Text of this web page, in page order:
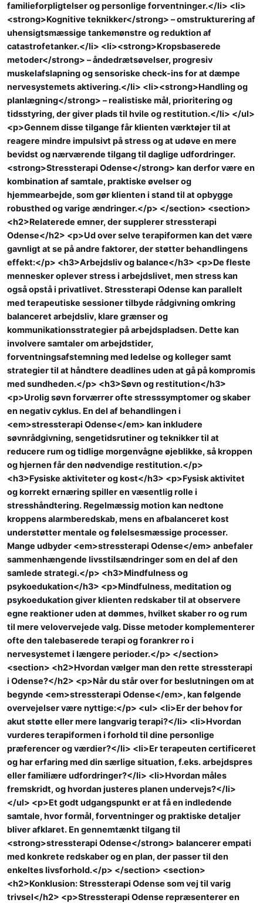
familieforpligtelser og personlige forventninger.</li> <li>
<strong>Kognitive teknikker</strong> – omstrukturering af
uhensigtsmæssige tankemønstre og reduktion af
catastrofetanker.</li> <li><strong>Kropsbaserede
metoder</strong> – åndedrætsøvelser, progresiv
muskelafslapning og sensoriske check-ins for at dæmpe
nervesystemets aktivering.</li> <li><strong>Handling og
planlægning</strong> – realistiske mål, prioritering og
tidsstyring, der giver plads til hvile og restitution.</li> </ul>
<p>Gennem disse tilgange får klienten værktøjer til at
reagere mindre impulsivt på stress og at udøve en mere
bevidst og nærværende tilgang til daglige udfordringer.
<strong>Stressterapi Odense</strong> kan derfor være en
kombination af samtale, praktiske øvelser og
hjemmearbejde, som gør klienten i stand til at opbygge
robusthed og varige ændringer.</p> </section> <section>
<h2>Relaterede emner, der supplerer stressterapi
Odense</h2> <p>Ud over selve terapiformen kan det være
gavnligt at se på andre faktorer, der støtter behandlingens
effekt:</p> <h3>Arbejdsliv og balance</h3> <p>De fleste
mennesker oplever stress i arbejdslivet, men stress kan
også opstå i privatlivet. Stressterapi Odense kan parallelt
med terapeutiske sessioner tilbyde rådgivning omkring
balanceret arbejdsliv, klare grænser og
kommunikationsstrategier på arbejdspladsen. Dette kan
involvere samtaler om arbejdstider,
forventningsafstemning med ledelse og kolleger samt
strategier til at håndtere deadlines uden at gå på kompromis
med sundheden.</p> <h3>Søvn og restitution</h3>
<p>Urolig søvn forværrer ofte stresssymptomer og skaber
en negativ cyklus. En del af behandlingen i
<em>stressterapi Odense</em> kan inkludere
søvnrådgivning, sengetidsrutiner og teknikker til at
reducere rum og tidlige morgenvågne øjeblikke, så kroppen
og hjernen får den nødvendige restitution.</p>
<h3>Fysiske aktiviteter og kost</h3> <p>Fysisk aktivitet
og korrekt ernæring spiller en væsentlig rolle i
stresshåndtering. Regelmæssig motion kan nedtone
kroppens alarmberedskab, mens en afbalanceret kost
understøtter mentale og følelsesmæssige processer.
Mange udbyder <em>stressterapi Odense</em> anbefaler
sammenhængende livsstilsændringer som en del af den
samlede strategi.</p> <h3>Mindfulness og
psykoedukation</h3> <p>Mindfulness, meditation og
psykoedukation giver klienten redskaber til at observere
egne reaktioner uden at dømmes, hvilket skaber ro og rum
til mere velovervejede valg. Disse metoder komplementerer
ofte den talebaserede terapi og forankrer ro i
nervesystemet i længere perioder.</p> </section>
<section> <h2>Hvordan vælger man den rette stressterapi
i Odense?</h2> <p>Når du står over for beslutningen om at
begynde <em>stressterapi Odense</em>, kan følgende
overvejelser være nyttige:</p> <ul> <li>Er der behov for
akut støtte eller mere langvarig terapi?</li> <li>Hvordan
vurderes terapiformen i forhold til dine personlige
præferencer og værdier?</li> <li>Er terapeuten certificeret
og har erfaring med din særlige situation, f.eks. arbejdspres
eller familiære udfordringer?</li> <li>Hvordan måles
fremskridt, og hvordan justeres planen undervejs?</li>
</ul> <p>Et godt udgangspunkt er at få en indledende
samtale, hvor formål, forventninger og praktiske detaljer
bliver afklaret. En gennemtænkt tilgang til
<strong>stressterapi Odense</strong> balancerer empati
med konkrete redskaber og en plan, der passer til den
enkeltes livsforhold.</p> </section> <section>
<h2>Konklusion: Stressterapi Odense som vej til varig
trivsel</h2> <p>Stressterapi Odense repræsenterer en